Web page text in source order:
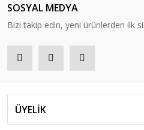
SOSYAL MEDYA
Bizi takip edin, yeni ürünlerden ilk
ÜYELİK